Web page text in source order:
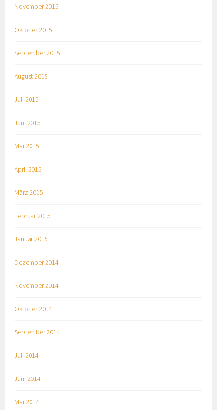
November 2015
Oktober 2015
September 2015
August 2015
Juli 2015
Juni 2015
Mai 2015
April 2015
März 2015
Februar 2015
Januar 2015
Dezember 2014
November 2014
Oktober 2014
September 2014
Juli 2014
Juni 2014
Mai 2014